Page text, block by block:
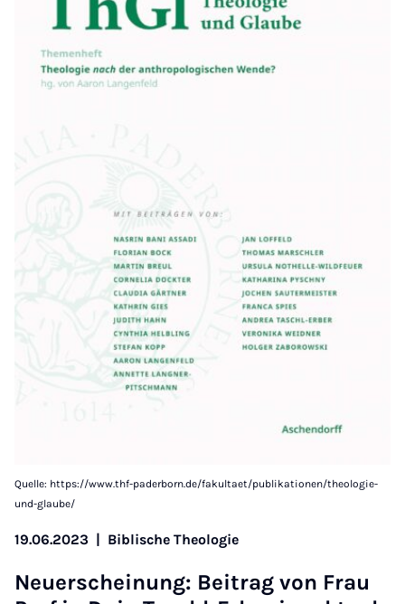
Quelle: https://www.thf-paderborn.de/fakultaet/publikationen/theologie-
und-glaube/
19.06.2023 | Biblische Theologie
Neuer­schein­ung: Beitrag von Frau